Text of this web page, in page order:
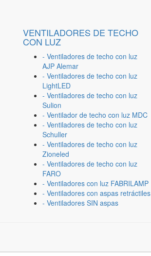
VENTILADORES DE TECHO
CON LUZ
- Ventiladores de techo con luz
AJP Alemar
- Ventiladores de techo con luz
LightLED
- Ventiladores de techo con luz
Sulion
- Ventilador de techo con luz MDC
- Ventiladores de techo con luz
Schuller
- Ventiladores de techo con luz
Zioneled
- Ventiladores de techo con luz
FARO
- Ventiladores con luz FABRILAMP
- Ventiladores con aspas retráctiles
- Ventiladores SIN aspas